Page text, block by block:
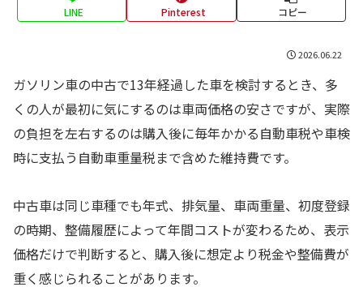
LINE Pinterest コピー
2026.06.22
ガソリン車の中古で13年経過した車を検討するとき、多
くの人が最初に気にするのは車両価格の安さですが、実際
の負担を左右するのは購入後に毎年かかる自動車税や車検
時に支払う自動車重量税まで含めた維持費です。
中古車は同じ車種でも年式、排気量、車両重量、初度登録
の時期、整備履歴によって年間コストが変わるため、表示
価格だけで判断すると、購入後に想定より税金や整備費が
重く感じられることがあります。